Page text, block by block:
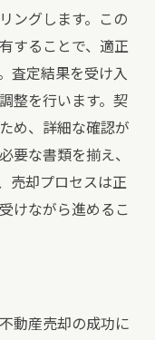
ングします。この
することで、適正
査定結果を受け入
整を行います。契
め、詳細な確認が
要な書類を揃え、
売却プロセスは正
けながら進めるこ
動産売却の成功に